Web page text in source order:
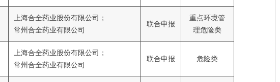
上海合全药业股份有限公司；
常州合全药业有限公司
联合申报
重点环境管
理危险类
上海合全药业股份有限公司；
常州合全药业有限公司
联合申报 危险类